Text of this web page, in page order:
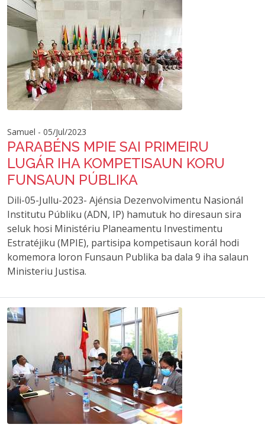
Samuel - 05/Jul/2023
PARABÉNS MPIE SAI PRIMEIRU
LUGÁR IHA KOMPETISAUN KORU
FUNSAUN PÚBLIKA
Dili-05-Jullu-2023- Ajénsia Dezenvolvimentu Nasionál
Institutu Públiku (ADN, IP) hamutuk ho diresaun sira
seluk hosi Ministériu Planeamentu Investimentu
Estratéjiku (MPIE), partisipa kompetisaun korál hodi
komemora loron Funsaun Publika ba dala 9 iha salaun
Ministeriu Justisa.